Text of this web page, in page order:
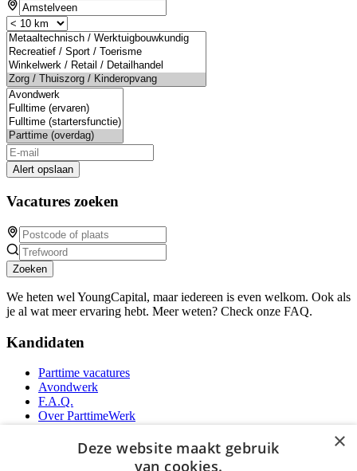
Alert opslaan
Vacatures zoeken
Zoeken
We heten wel YoungCapital, maar iedereen is even welkom. Ook als
je al wat meer ervaring hebt. Meer weten? Check onze FAQ.
Kandidaten
Parttime vacatures
Avondwerk
F.A.Q.
Over ParttimeWerk
YoungCapital Android App
×
Deze website maakt gebruik
van cookies.